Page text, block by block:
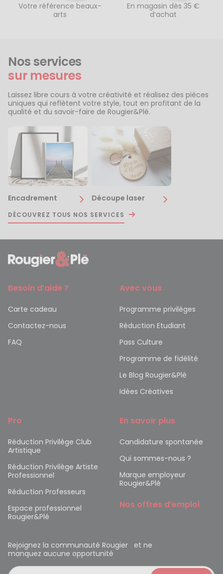
Votre référence beaux-
arts
En magasin dès 35 €
d’achat
Nos services
sur mesures
Laissez libre cours à votre créativité et réalisez des pièces
uniques qui reflètent votre style, tout en profitant de la
qualité et du savoir-faire de Rougier&Plé.
Encadrement Découpe laser
DÉCOUVREZ TOUS NOS SERVICES
Besoin d’aide ?
Carte cadeau
Contactez-nous
FAQ
Avec vous
Programme privilèges
Réduction Etudiant
Pass Culture
Programme de fidélité
Le Blog Rougier&Plé
Idées Créatives
Pro
Réduction Privilège Club
Artistique
Réduction Privilège Artiste
Professionnel
Réduction Professeurs
Espace professionnel
Rougier&Plé
En savoir plus
Candidature spontanée
Qui sommes-nous ?
Marque employeur
Rougier&Plé
Nos offres d’emploi
Rejoignez la communauté Rougier et ne
manquez aucune opportunité